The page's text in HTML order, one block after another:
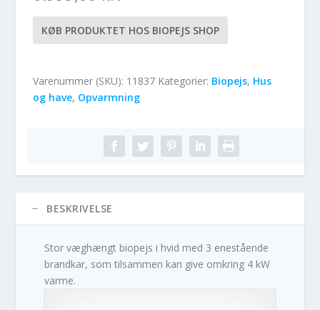
KØB PRODUKTET HOS BIOPEJS SHOP
Varenummer (SKU): 11837 Kategorier: Biopejs, Hus
og have, Opvarmning
BESKRIVELSE
Stor væghængt biopejs i hvid med 3 enestående
brandkar, som tilsammen kan give omkring 4 kW
varme.